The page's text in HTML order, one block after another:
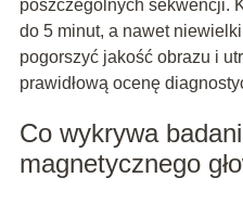
poszczególnych sekwencji.
do 5 minut, a nawet
pogorszyć jakość obrazu i
prawidłową ocenę
Co wykrywa
magnetycznego